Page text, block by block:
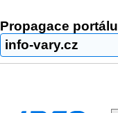
Propagace portálu